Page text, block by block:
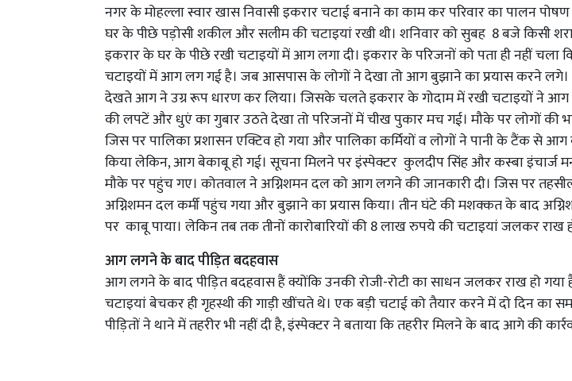
नगर के मोहल्ला स्वार खास निवासी इकरार चटाई बनाने का काम कर परिवार का पालन
घर के पीछे पड़ोसी शकील और सलीम की चटाइयां रखी थी। शनिवार को सुबह 8 बजे किसी
इकरार के घर के पीछे रखी चटाइयों में आग लगा दी। इकरार के परिजनों को पता ही नहीं चला
चटाइयों में आग लग गई है। जब आसपास के लोगों ने देखा तो आग बुझाने का प्रयास करने
देखते आग ने उग्र रूप धारण कर लिया। जिसके चलते इकरार के गोदाम में रखी चटाइयों ने
की लपटें और धुएं का गुबार उठते देखा तो परिजनों में चीख पुकार मच गई। मौके पर लोगों की
जिस पर पालिका प्रशासन एक्टिव हो गया और पालिका कर्मियों व लोगों ने पानी के टैंक से आग
किया लेकिन, आग बेकाबू हो गई। सूचना मिलने पर इंस्पेक्टर कुलदीप सिंह और कस्बा इंचार्ज
मौके पर पहुंच गए। कोतवाल ने अग्निशमन दल को आग लगने की जानकारी दी। जिस पर
अग्निशमन दल कर्मी पहुंच गया और बुझाने का प्रयास किया। तीन घंटे की मशक्कत के बाद
पर काबू पाया। लेकिन तब तक तीनों कारोबारियों की 8 लाख रुपये की चटाइयां जलकर राख
आग लगने के बाद पीड़ित बदहवास
आग लगने के बाद पीड़ित बदहवास हैं क्योंकि उनकी रोजी-रोटी का साधन जलकर राख हो गया
चटाइयां बेचकर ही गृहस्थी की गाड़ी खींचते थे। एक बड़ी चटाई को तैयार करने में दो दिन का
पीड़ितों ने थाने में तहरीर भी नहीं दी है, इंस्पेक्टर ने बताया कि तहरीर मिलने के बाद आगे की